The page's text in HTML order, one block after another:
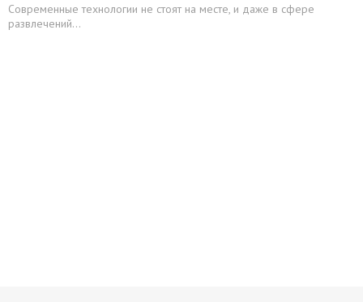
Современные технологии не стоят на месте, и даже в сфере
развлечений...